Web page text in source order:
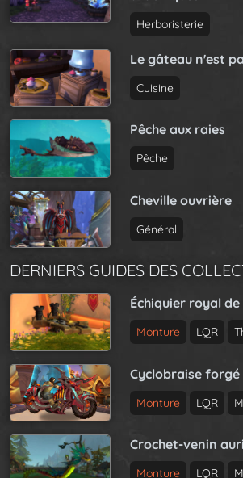
Herboristerie
Le gâteau n'est
Cuisine
Pêche aux raies
Pêche
Cheville ouvrière
Général
DERNIERS GUIDES DES
Échiquier royal
Monture LQR
Cyclobraise
Monture LQR
Crochet-venin
Monture LQR